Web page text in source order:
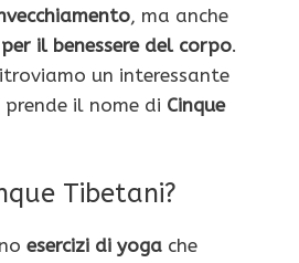
, ma anche
il benessere del corpo.
un interessante
il nome di Cinque
Tibetani?
esercizi di yoga che